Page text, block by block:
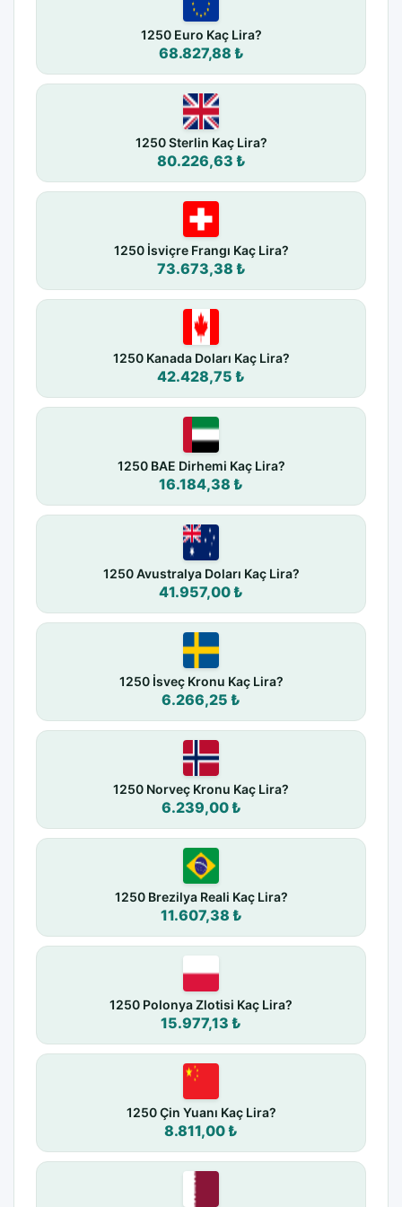
1250 Euro Kaç Lira?
68.827,88 ₺
1250 Sterlin Kaç Lira?
80.226,63 ₺
1250 İsviçre Frangı Kaç Lira?
73.673,38 ₺
1250 Kanada Doları Kaç Lira?
42.428,75 ₺
1250 BAE Dirhemi Kaç Lira?
16.184,38 ₺
1250 Avustralya Doları Kaç Lira?
41.957,00 ₺
1250 İsveç Kronu Kaç Lira?
6.266,25 ₺
1250 Norveç Kronu Kaç Lira?
6.239,00 ₺
1250 Brezilya Reali Kaç Lira?
11.607,38 ₺
1250 Polonya Zlotisi Kaç Lira?
15.977,13 ₺
1250 Çin Yuanı Kaç Lira?
8.811,00 ₺